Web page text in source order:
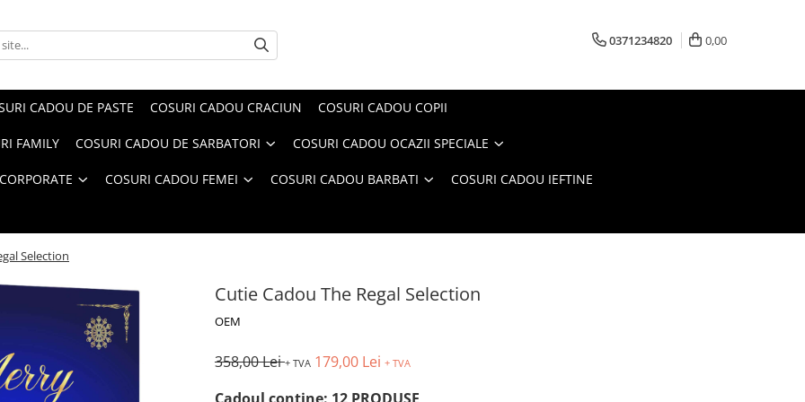
0371234820 0,00
CADOU DE PASTE COSURI CADOU CRACIUN COSURI CADOU COPII
FAMILY COSURI CADOU DE SARBATORI COSURI CADOU OCAZII SPECIALE
COSURI CADOU FEMEI COSURI CADOU BARBATI COSURI CADOU IEFTINE
Selection
Cutie Cadou The Regal Selection
OEM
358,00 Lei+ TVA 179,00 Lei + TVA